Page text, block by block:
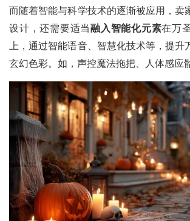
而随着智能与科学技术的逐渐被应用，卖
设计，还需要适当融入智能化元素在万
上，通过智能语音、智慧化技术等，提升
玄幻色彩。如，声控魔法拖把、人体感应